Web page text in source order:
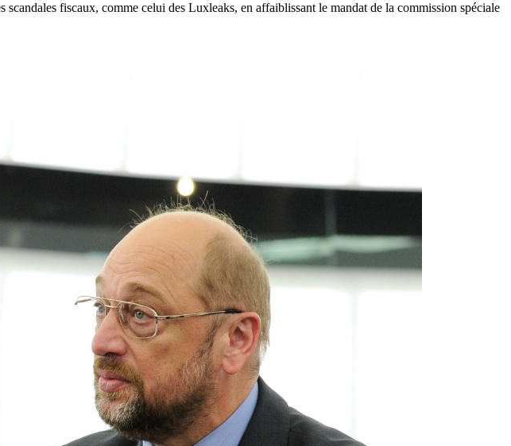
fiscaux, comme celui des Luxleaks, en affaiblissant le mandat de la commission spéciale